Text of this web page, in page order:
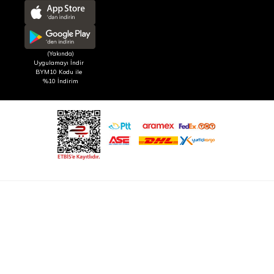
(Yakında)
Uygulamayı İndir
BYM10 Kodu ile
%10 İndirim